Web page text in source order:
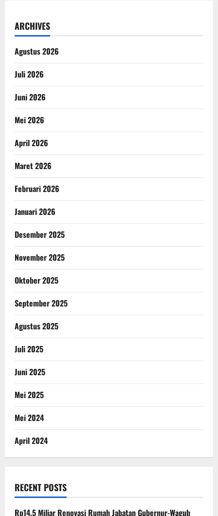
ARCHIVES
Agustus 2026
Juli 2026
Juni 2026
Mei 2026
April 2026
Maret 2026
Februari 2026
Januari 2026
Desember 2025
November 2025
Oktober 2025
September 2025
Agustus 2025
Juli 2025
Juni 2025
Mei 2025
Mei 2024
April 2024
RECENT POSTS
Rp14,5 Miliar Renovasi Rumah Jabatan Gubernur-Wagub